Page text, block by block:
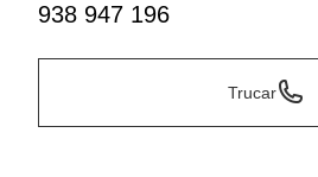
938 947 196
Trucar